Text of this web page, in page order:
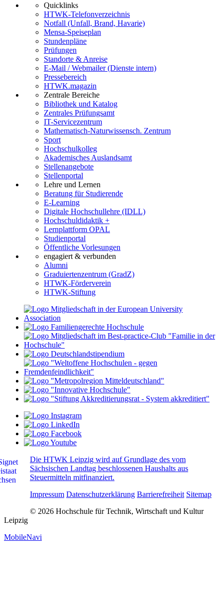
Quicklinks
HTWK-Telefonverzeichnis
Notfall (Unfall, Brand, Havarie)
Mensa-Speiseplan
Stundenpläne
Prüfungen
Standorte & Anreise
E-Mail / Webmailer (Dienste intern)
Pressebereich
HTWK.magazin
Zentrale Bereiche
Bibliothek und Katalog
Zentrales Prüfungsamt
IT-Servicezentrum
Mathematisch-Naturwissensch. Zentrum
Sport
Hochschulkolleg
Akademisches Auslandsamt
Stellenangebote
Stellenportal
Lehre und Lernen
Beratung für Studierende
E-Learning
Digitale Hochschullehre (IDLL)
Hochschuldidaktik +
Lernplattform OPAL
Studienportal
Öffentliche Vorlesungen
engagiert & verbunden
Alumni
Graduiertenzentrum (GradZ)
HTWK-Förderverein
HTWK-Stiftung
Die HTWK Leipzig wird auf Grundlage des vom
Sächsischen Landtag beschlossenen Haushalts aus
Steuermitteln mitfinanziert.
Impressum Datenschutzerklärung Barrierefreiheit Sitemap
© 2026 Hochschule für Technik, Wirtschaft und Kultur
Leipzig
MobileNavi